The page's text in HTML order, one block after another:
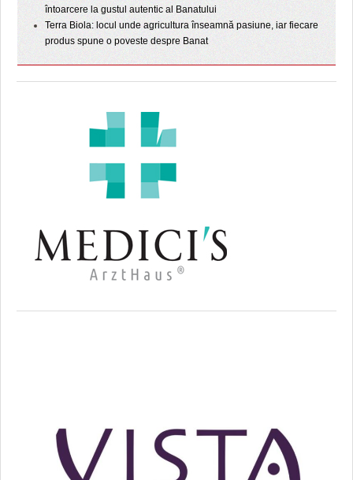
întoarcere la gustul autentic al Banatului
Terra Biola: locul unde agricultura înseamnă pasiune, iar fiecare
produs spune o poveste despre Banat